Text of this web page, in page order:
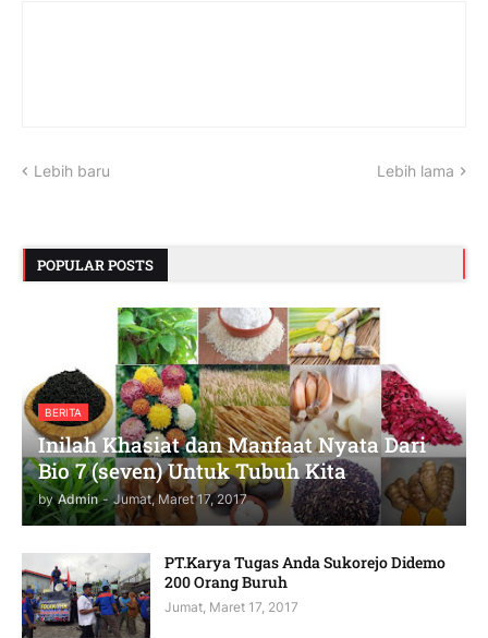
Lebih baru Lebih lama
POPULAR POSTS
BERITA
Inilah Khasiat dan Manfaat Nyata Dari
Bio 7 (seven) Untuk Tubuh Kita
by Admin - Jumat, Maret 17, 2017
PT.Karya Tugas Anda Sukorejo Didemo
200 Orang Buruh
Jumat, Maret 17, 2017